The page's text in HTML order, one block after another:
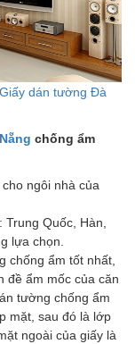
Giấy dán tường Đà
chống ẩm
ngôi nhà của
Quốc, Hàn,
lựa chọn.
chống ẩm tốt nhất,
đề ẩm mốc của căn
tường chống ẩm
mặt, sau đó là lớp
ngoài của giấy là